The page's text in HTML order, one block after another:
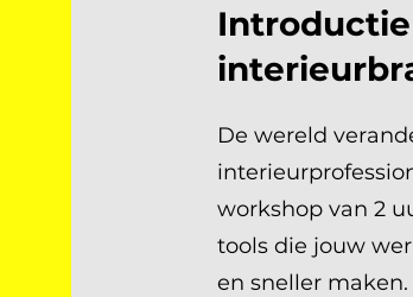
De wereld
workshop van 2
tools die jouw
en sneller maken.